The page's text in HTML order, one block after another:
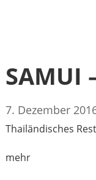
SAMUI
7. Dezember
Thailändisches
mehr